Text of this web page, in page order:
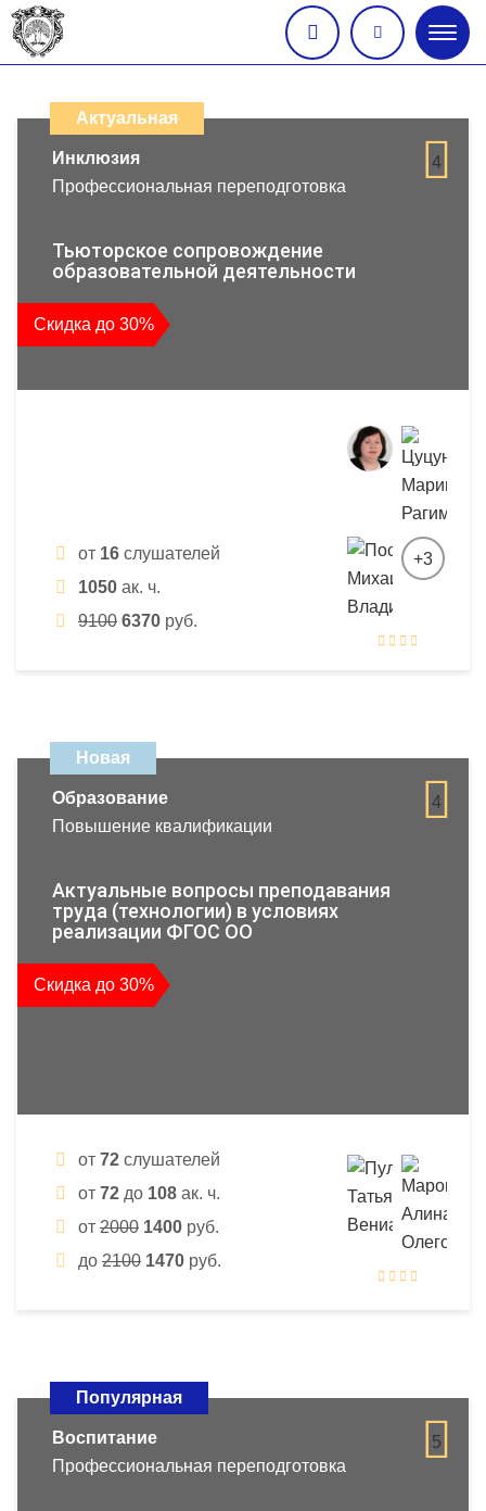
меню
дистанционных
образовательных
повышения
квалификации
и
профессиональной
Актуальная
4
Инклюзия
Профессиональная переподготовка
Тьюторское сопровождение
образовательной деятельности
Скидка до 30%
от 16 слушателей
1050 ак. ч.
9100 6370 руб.
+3
Новая
4
Образование
Повышение квалификации
Актуальные вопросы преподавания
труда (технологии) в условиях
реализации ФГОС ОО
Скидка до 30%
от 72 слушателей
от 72 до 108 ак. ч.
от 2000 1400 руб.
до 2100 1470 руб.
Популярная
5
Воспитание
Профессиональная переподготовка